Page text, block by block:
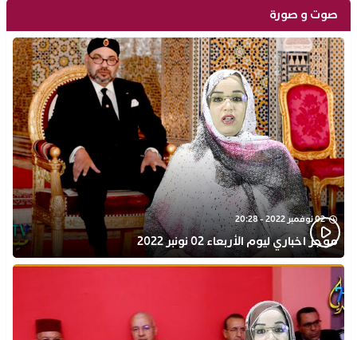
صوت و صورة
02 نوفمبر 2022 - 20:28
موجز اخباري ليوم الأربعاء 02 نونبر 2022